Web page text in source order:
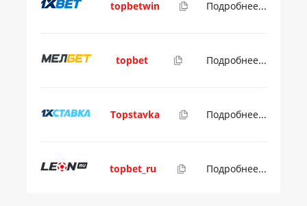
topbetwin Подробнее...
topbet Подробнее...
Topstavka Подробнее...
topbet_ru Подробнее...